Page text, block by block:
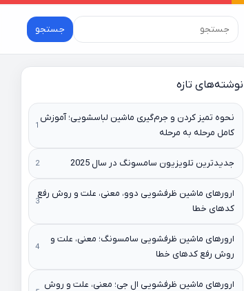
جستجو
نوشته‌های تازه
نحوه تمیز کردن و جرم‌گیری ماشین لباسشویی؛ آموزش
کامل مرحله به مرحله
جدیدترین تلویزیون سامسونگ در سال 2025
ارورهای ماشین ظرفشویی دوو، معنی، علت و روش رفع
کدهای خطا
ارورهای ماشین ظرفشویی سامسونگ؛ معنی، علت و
روش رفع کدهای خطا
ارورهای ماشین ظرفشویی ال جی؛ معنی، علت و روش